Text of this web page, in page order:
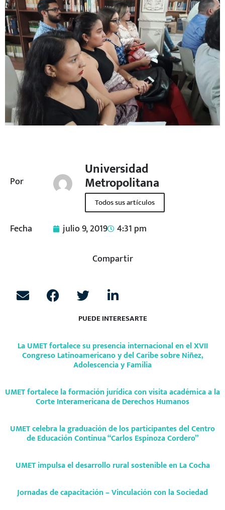
Por
Universidad
Metropolitana
Todos sus artículos
Fecha julio 9, 2019 4:31 pm
Compartir
PUEDE INTERESARTE
La UMET fortalece su presencia internacional en el XVII
Congreso Latinoamericano y del Caribe sobre Niñez,
Adolescencia y Familia
UMET fortalece la formación jurídica con visita académica a la
Corte Interamericana de Derechos Humanos
UMET celebra la graduación de los participantes del Centro
de Educación Continua “Carlos Espinoza Cordero”
UMET impulsa el desarrollo rural sostenible en La Cocha
Jornadas de capacitación – Vinculación con la Sociedad